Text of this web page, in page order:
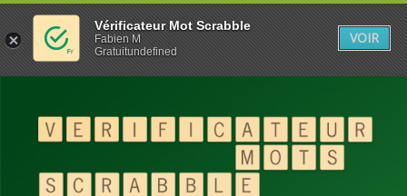
Vérificateur Mot Scrabble
Fabien M
Gratuitundefined
VOIR